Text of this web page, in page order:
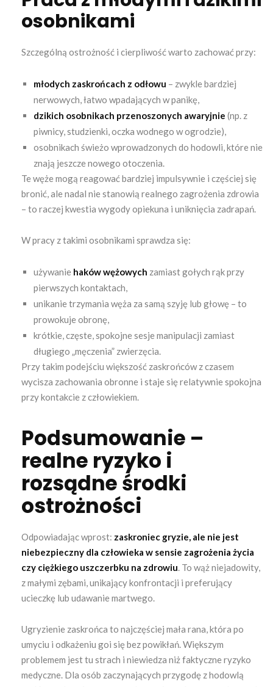
osobnikami
Szczególną ostrożność i cierpliwość warto zachować przy:
młodych zaskrońcach z odłowu – zwykle bardziej
nerwowych, łatwo wpadających w panikę,
dzikich osobnikach przenoszonych awaryjnie (np. z
piwnicy, studzienki, oczka wodnego w ogrodzie),
osobnikach świeżo wprowadzonych do hodowli, które nie
znają jeszcze nowego otoczenia.
Te węże mogą reagować bardziej impulsywnie i częściej się
bronić, ale nadal nie stanowią realnego zagrożenia zdrowia
– to raczej kwestia wygody opiekuna i uniknięcia zadrapań.
W pracy z takimi osobnikami sprawdza się:
używanie haków wężowych zamiast gołych rąk przy
pierwszych kontaktach,
unikanie trzymania węża za samą szyję lub głowę – to
prowokuje obronę,
krótkie, częste, spokojne sesje manipulacji zamiast
długiego „męczenia” zwierzęcia.
Przy takim podejściu większość zaskrońców z czasem
wycisza zachowania obronne i staje się relatywnie spokojna
przy kontakcie z człowiekiem.
Podsumowanie –
realne ryzyko i
rozsądne środki
ostrożności
Odpowiadając wprost: zaskroniec gryzie, ale nie jest
niebezpieczny dla człowieka w sensie zagrożenia życia
czy ciężkiego uszczerbku na zdrowiu. To wąż niejadowity,
z małymi zębami, unikający konfrontacji i preferujący
ucieczkę lub udawanie martwego.
Ugryzienie zaskrońca to najczęściej mała rana, która po
umyciu i odkażeniu goi się bez powikłań. Większym
problemem jest tu strach i niewiedza niż faktyczne ryzyko
medyczne. Dla osób zaczynających przygodę z hodowlą